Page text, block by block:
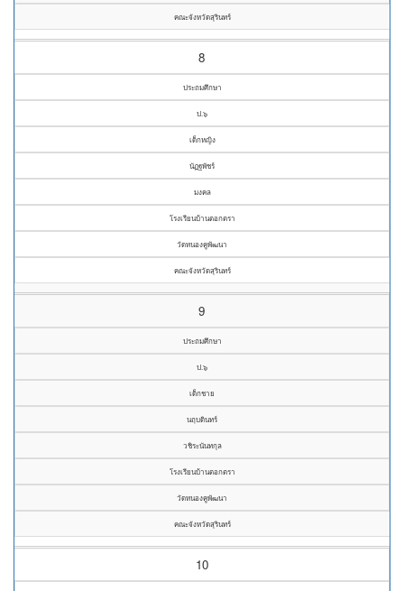
คณะจังหวัดสุรินทร์
8
ประถมศึกษา
ป.๖
เด็กหญิง
นัฏฐพัชร์
มงคล
โรงเรียนบ้านตอกตรา
วัดหนองคูพัฒนา
คณะจังหวัดสุรินทร์
9
ประถมศึกษา
ป.๖
เด็กชาย
นฤบดินทร์
วชิระนันทกุล
โรงเรียนบ้านตอกตรา
วัดหนองคูพัฒนา
คณะจังหวัดสุรินทร์
10